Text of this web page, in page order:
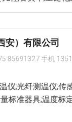
安）有限公司
85691327 手机
仪;光纤测温仪;传
标准器具;温度标